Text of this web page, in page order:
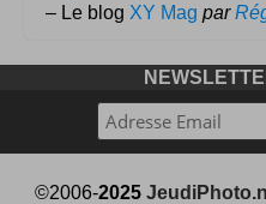
– Le blog XY Mag par
©2006-2025